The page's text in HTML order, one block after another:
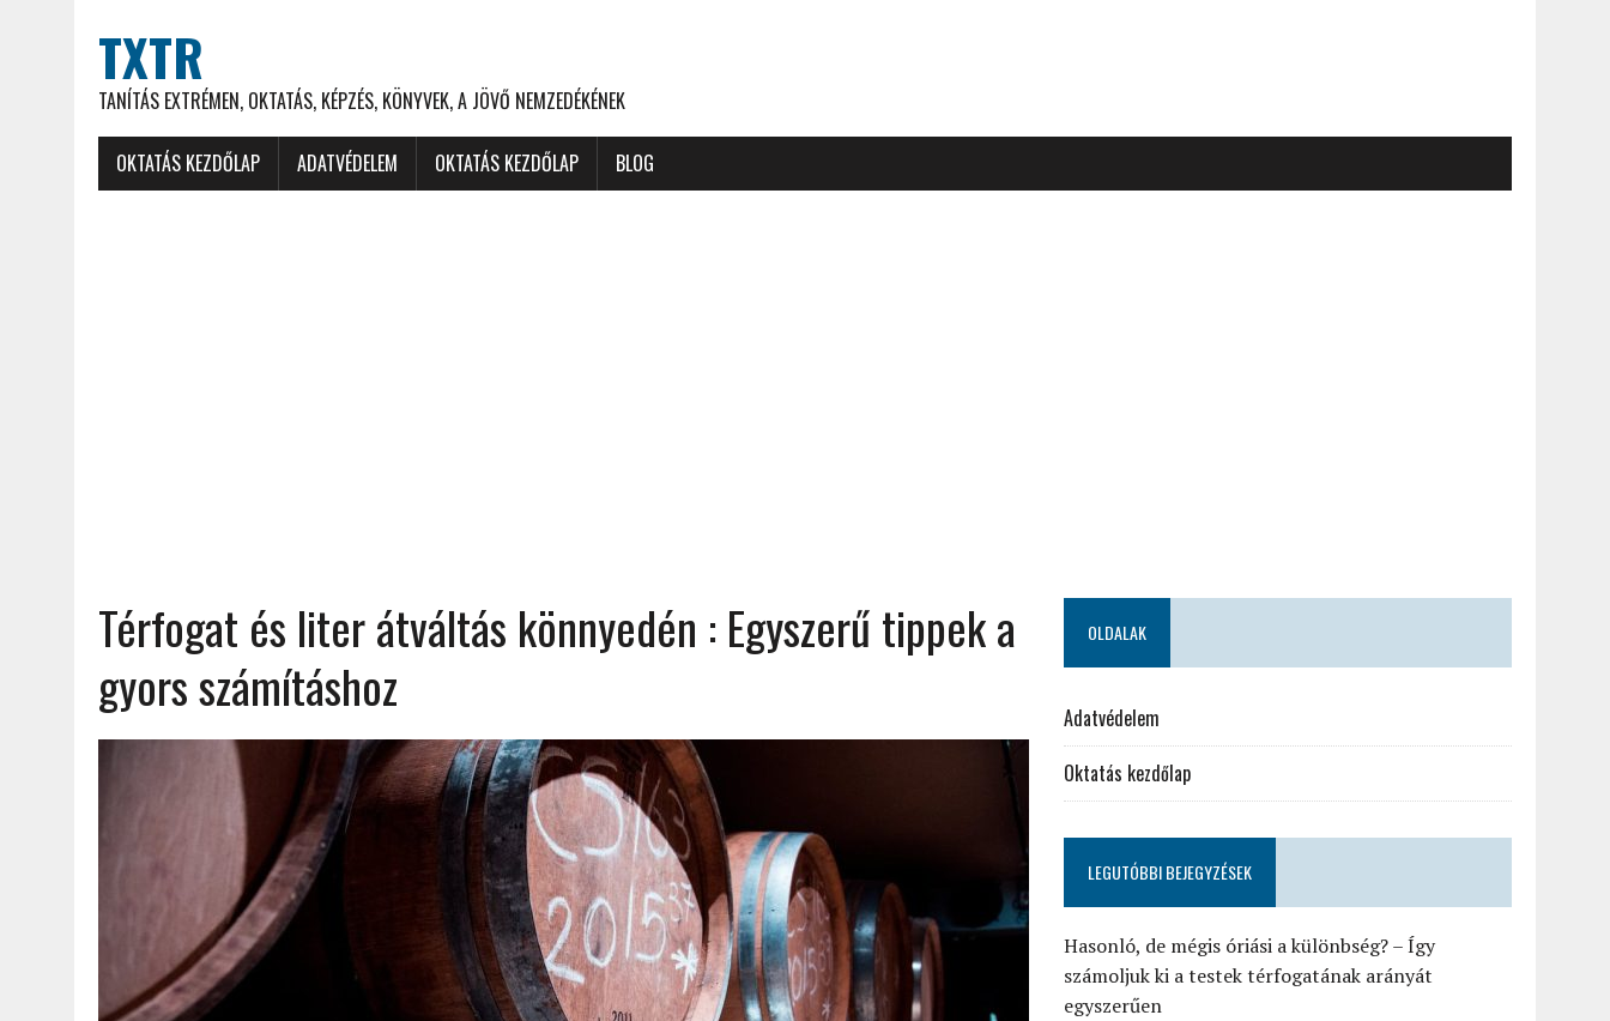
TXTR
TANÍTÁS EXTRÉMEN, OKTATÁS, KÉPZÉS, KÖNYVEK, A JÖVŐ NEMZEDÉKÉNEK
OKTATÁS KEZDŐLAP ADATVÉDELEM OKTATÁS KEZDŐLAP BLOG
Térfogat és liter átváltás könnyedén : Egyszerű tippek a
gyors számításhoz
OLDALAK
Adatvédelem
Oktatás kezdőlap
LEGUTÓBBI BEJEGYZÉSEK
Hasonló, de mégis óriási a különbség? – Így
számoljuk ki a testek térfogatának arányát
egyszerűen